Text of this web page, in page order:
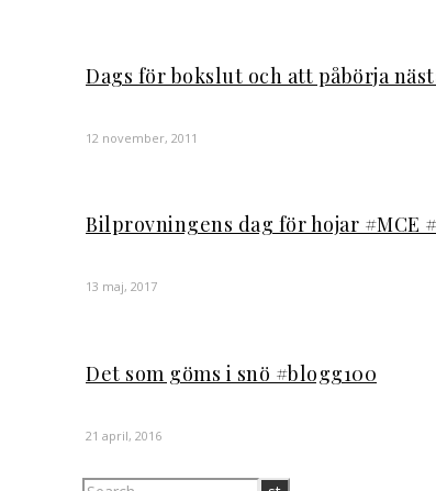
Dags för bokslut och att påbörja
12 november, 2011
Bilprovningens dag för hojar #MCE
13 maj, 2017
Det som göms i snö #blogg100
21 april, 2016